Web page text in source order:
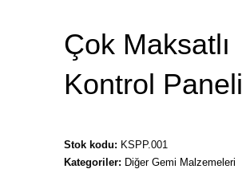
Çok Maksatlı
Kontrol Paneli
Stok kodu: KSPP.001
Kategoriler: Diğer Gemi Malzemeleri